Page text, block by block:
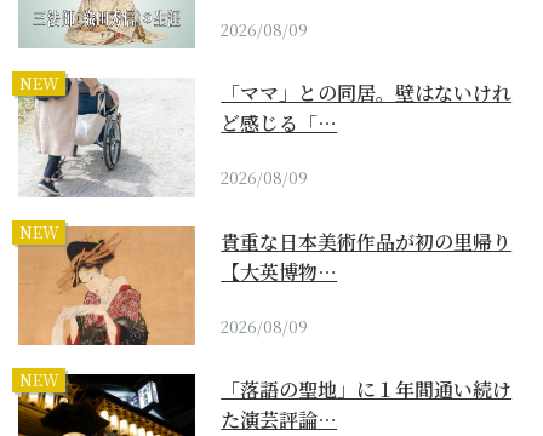
2026/08/09
NEW
「ママ」との同居。壁はないけれ
ど感じる「…
2026/08/09
NEW
貴重な日本美術作品が初の里帰り
【大英博物…
2026/08/09
NEW
「落語の聖地」に１年間通い続け
た演芸評論…